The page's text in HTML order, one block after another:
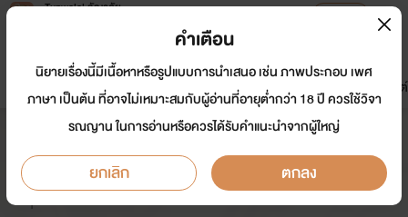
Tunwalai ธัญวลัย
หน้าแรก นิยาย อีบุ๊ก การ์ตูน
มาใหม่
ดรีมแชท ธัญลิสต์
ใครก็ได้ช่วยด้วยผมโดนคนหล่อข่มขืน
นักเขียน: ฮาชิโก
Y
คำเตือน
นิยายเรื่องนี้มีเนื้อหาหรือรูปแบบการนำเสนอ เช่น ภาพประกอบ เพศ
ภาษา เป็นต้น ที่อาจไม่เหมาะสมกับผู้อ่านที่อายุต่ำกว่า 18 ปี ควรใช้วิจา
รณญาน ในการอ่านหรือควรได้รับคำแนะนำจากผู้ใหญ่
ยกเลิก ตกลง